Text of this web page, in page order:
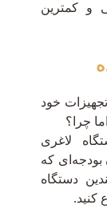
و کمترین
خود
چرا؟
لاغری
بودجه‌ای که
دستگاه
کنید.